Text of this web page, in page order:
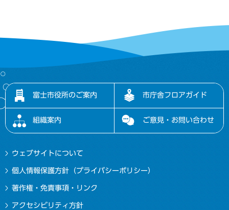
富士市役所のご案内 市庁舎フロアガイド
組織案内 ご意見・お問い合わせ
ウェブサイトについて
個人情報保護方針（プライバシーポリシー）
著作権・免責事項・リンク
アクセシビリティ方針